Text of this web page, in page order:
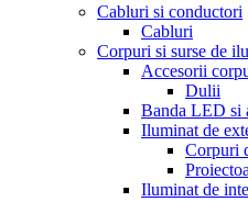
Cabluri si conductori
Cabluri
Corpuri si surse de
Accesorii
Dulii
Banda LED si
Iluminat de
Corpuri
Iluminat de